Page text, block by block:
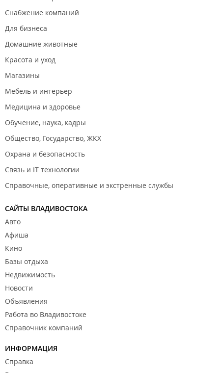
Снабжение компаний
Для бизнеса
Домашние животные
Красота и уход
Магазины
Мебель и интерьер
Медицина и здоровье
Обучение, наука, кадры
Общество, Государство, ЖКХ
Охрана и безопасность
Связь и IT технологии
Справочные, оперативные и экстренные службы
САЙТЫ ВЛАДИВОСТОКА
Авто
Афиша
Кино
Базы отдыха
Недвижимость
Новости
Объявления
Работа во Владивостоке
Справочник компаний
ИНФОРМАЦИЯ
Справка